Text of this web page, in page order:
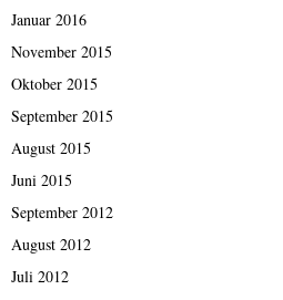
Januar 2016
November 2015
Oktober 2015
September 2015
August 2015
Juni 2015
September 2012
August 2012
Juli 2012